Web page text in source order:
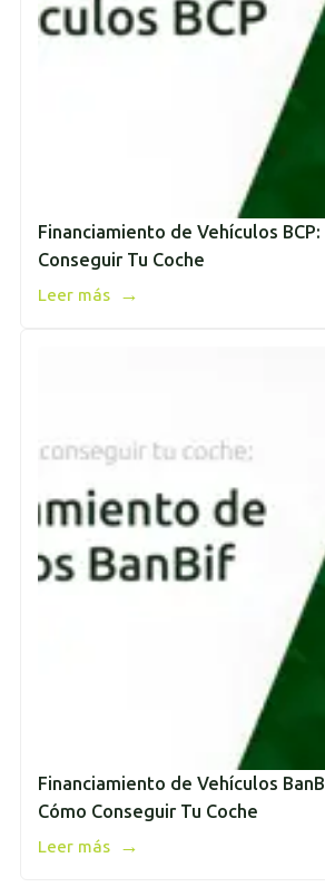
Financiamiento de Vehículos
Conseguir Tu Coche
Leer más →
Financiamiento de Vehículos
Cómo Conseguir Tu Coche
Leer más →